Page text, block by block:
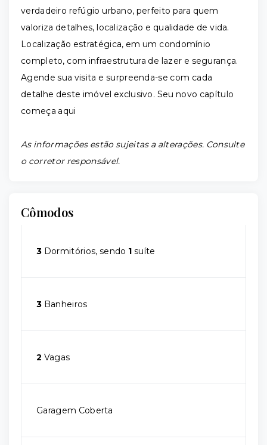
verdadeiro refúgio urbano, perfeito para quem
valoriza detalhes, localização e qualidade de vida.
Localização estratégica, em um condomínio
completo, com infraestrutura de lazer e segurança.
Agende sua visita e surpreenda-se com cada
detalhe deste imóvel exclusivo. Seu novo capítulo
começa aqui
As informações estão sujeitas a alterações. Consulte
o corretor responsável.
Cômodos
3 Dormitórios, sendo 1 suíte
3 Banheiros
2 Vagas
Garagem Coberta